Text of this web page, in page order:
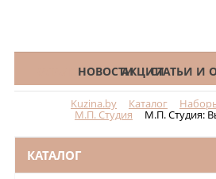
КАТАЛОГНОВОСТИАКЦИИСТАТЬИ И
Kuzina.by Каталог
М.П. Студия М.П. Студия:
КАТАЛОГ